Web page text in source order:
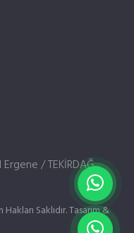
Ergene / TEKİRDAĞ
Hakları Saklıdır. Tasarım &